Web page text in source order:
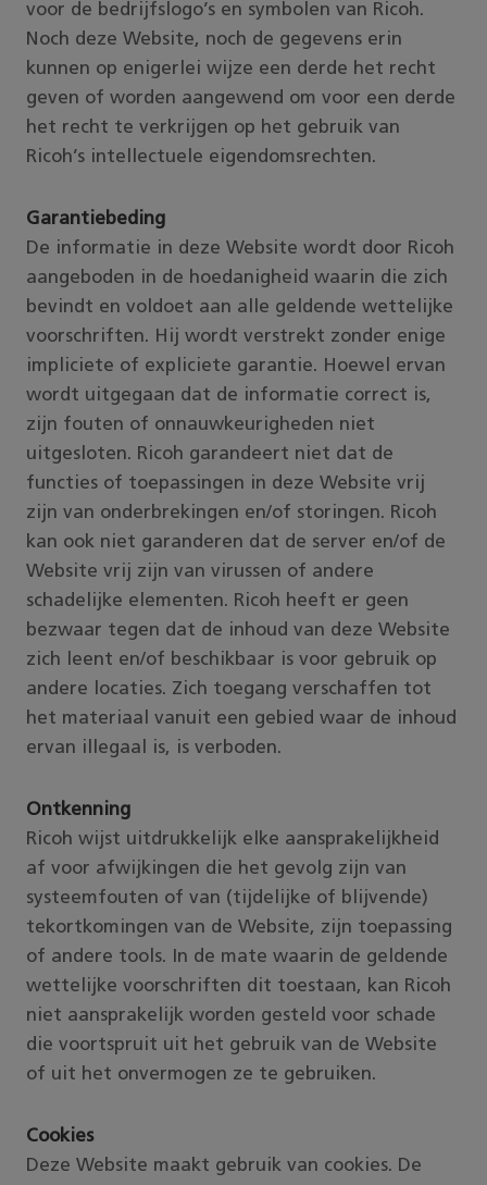
voor de bedrijfslogo’s en symbolen van Ricoh.
Noch deze Website, noch de gegevens erin
kunnen op enigerlei wijze een derde het recht
geven of worden aangewend om voor een derde
het recht te verkrijgen op het gebruik van
Ricoh’s intellectuele eigendomsrechten.
Garantiebeding
De informatie in deze Website wordt door Ricoh
aangeboden in de hoedanigheid waarin die zich
bevindt en voldoet aan alle geldende wettelijke
voorschriften. Hij wordt verstrekt zonder enige
impliciete of expliciete garantie. Hoewel ervan
wordt uitgegaan dat de informatie correct is,
zijn fouten of onnauwkeurigheden niet
uitgesloten. Ricoh garandeert niet dat de
functies of toepassingen in deze Website vrij
zijn van onderbrekingen en/of storingen. Ricoh
kan ook niet garanderen dat de server en/of de
Website vrij zijn van virussen of andere
schadelijke elementen. Ricoh heeft er geen
bezwaar tegen dat de inhoud van deze Website
zich leent en/of beschikbaar is voor gebruik op
andere locaties. Zich toegang verschaffen tot
het materiaal vanuit een gebied waar de inhoud
ervan illegaal is, is verboden.
Ontkenning
Ricoh wijst uitdrukkelijk elke aansprakelijkheid
af voor afwijkingen die het gevolg zijn van
systeemfouten of van (tijdelijke of blijvende)
tekortkomingen van de Website, zijn toepassing
of andere tools. In de mate waarin de geldende
wettelijke voorschriften dit toestaan, kan Ricoh
niet aansprakelijk worden gesteld voor schade
die voortspruit uit het gebruik van de Website
of uit het onvermogen ze te gebruiken.
Cookies
Deze Website maakt gebruik van cookies. De